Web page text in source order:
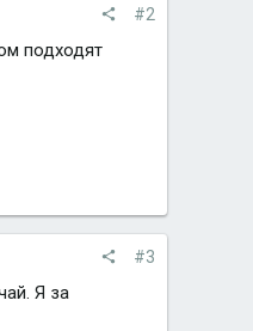
#2
подходят
#3
Я за